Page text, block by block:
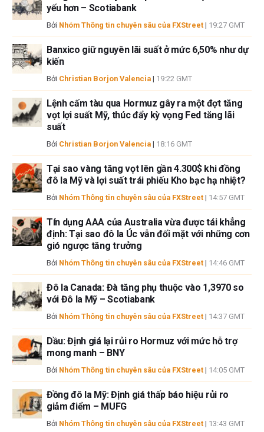
sẽ không chịu trách nhiệm về thông tin được tìm thấy ở cuối các liên kết
được đăng trên trang này.
Nếu không được đề cập rõ ràng trong nội dung bài viết, tại thời điểm viết
bài, tác giả không nắm giữ vị thế nào đối với bất kỳ cổ phiếu nào được đề
cập trong bài viết này và không có quan hệ kinh doanh với bất kỳ công ty
nào được đề cập. Tác giả không nhận được tiền công cho việc viết bài
này, ngoài từ FXStreet.
FXStreet và tác giả không cung cấp các đề xuất được cá nhân hóa. Tác
giả không cam đoan về tính chính xác, đầy đủ hoặc phù hợp của thông
tin này. FXStreet và tác giả sẽ không chịu trách nhiệm về bất kỳ sai sót,
thiếu sót hoặc bất kỳ tổn thất, thương tích hoặc thiệt hại nào phát sinh từ
thông tin này và việc hiển thị hoặc sử dụng thông tin này. Ngoại trừ các
lỗi và thiếu sót.
Tác giả và FXStreet không phải là các cố vấn đầu tư đã đăng ký và không
có nội dung nào trong bài viết này nhằm mục đích tư vấn đầu tư.
yếu hơn – Scotiabank
Bởi Nhóm Thông tin chuyên sâu của FXStreet | 19:27 GMT
Banxico giữ nguyên lãi suất ở mức 6,50% như dự
kiến
Bởi Christian Borjon Valencia | 19:22 GMT
Lệnh cấm tàu qua Hormuz gây ra một đợt tăng
vọt lợi suất Mỹ, thúc đẩy kỳ vọng Fed tăng lãi
suất
Bởi Christian Borjon Valencia | 18:16 GMT
Tại sao vàng tăng vọt lên gần 4.300$ khi đồng
đô la Mỹ và lợi suất trái phiếu Kho bạc hạ nhiệt?
Bởi Nhóm Thông tin chuyên sâu của FXStreet | 14:57 GMT
Tín dụng AAA của Australia vừa được tái khẳng
định: Tại sao đô la Úc vẫn đối mặt với những cơn
gió ngược tăng trưởng
Bởi Nhóm Thông tin chuyên sâu của FXStreet | 14:46 GMT
Đô la Canada: Đà tăng phụ thuộc vào 1,3970 so
với Đô la Mỹ – Scotiabank
Bởi Nhóm Thông tin chuyên sâu của FXStreet | 14:37 GMT
Dầu: Định giá lại rủi ro Hormuz với mức hỗ trợ
mong manh – BNY
Bởi Nhóm Thông tin chuyên sâu của FXStreet | 14:05 GMT
Đồng đô la Mỹ: Định giá thấp báo hiệu rủi ro
giảm điểm – MUFG
Bởi Nhóm Thông tin chuyên sâu của FXStreet | 13:43 GMT